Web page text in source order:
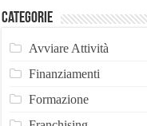
Categorie
Avviare Attività
Finanziamenti
Formazione